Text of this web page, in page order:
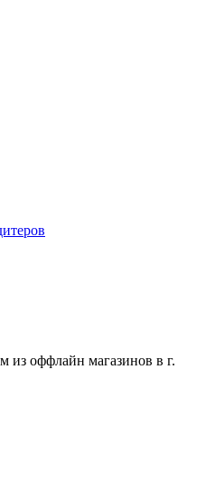
из оффлайн магазинов в г.